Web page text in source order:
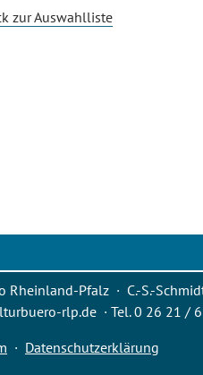
zur Auswahlliste
Rheinland-Pfalz · C.-S.-
rlp.de · Tel. 0 26 21 /
· Datenschutzerklärung